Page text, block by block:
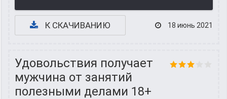
К СКАЧИВАНИЮ 18 июнь 2021
Удовольствия получает
мужчина от занятий
полезными делами 18+